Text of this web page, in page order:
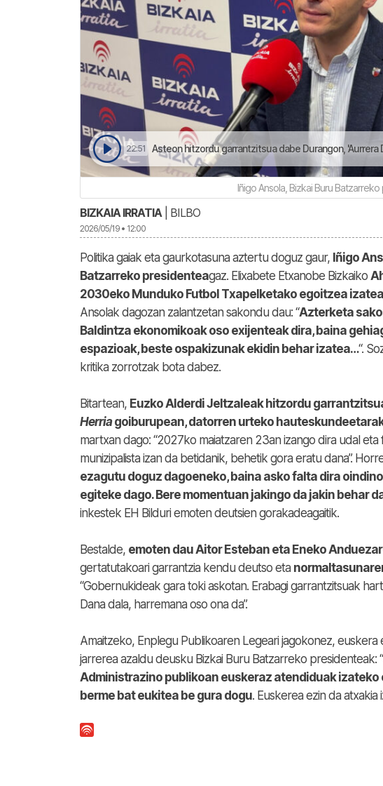
22:51 Asteon hitzordu garrantzitsua dabe Durangon,
Iñigo Ansola, Bizkai Buru
BIZKAIA IRRATIA| BILBO
2026/05/19 • 12:00
Politika gaiak eta gaurkotasuna aztertu doguz gaur, Iñigo
Batzarreko presidenteagaz. Elixabete Etxanobe Bizkaiko
2030eko Munduko Futbol Txapelketako egoitzea
Ansolak dagozan zalantzetan sakondu dau: “Azterketa
Baldintza ekonomikoak oso exijenteak dira, baina
espazioak, beste ospakizunak ekidin behar izatea…“.
kritika zorrotzak bota dabez.
Bitartean, Euzko Alderdi Jeltzaleak hitzordu
Herriagoiburupean, datorren urteko
martxan dago: “2027ko maiatzaren 23an izango dira udal
munizipalista izan da betidanik, behetik gora eratu dana”.
ezagutu doguz dagoeneko, baina asko falta dira
egiteke dago. Bere momentuan jakingo da jakin behar
inkestek EH Bilduri emoten deutsien gorakadeagaitik.
Bestalde, emoten dau Aitor Esteban eta Eneko
gertatutakoari garrantzia kendu deutso eta
“Gobernukideak gara toki askotan. Erabagi garrantzitsuak
Dana dala, harremana oso ona da”.
Amaitzeko, Enplegu Publikoaren Legeari jagokonez,
jarrerea azaldu deusku Bizkai Buru Batzarreko presidenteak: “
Administrazino publikoan euskeraz atendiduak
berme bat eukitea be gura dogu. Euskerea ezin da